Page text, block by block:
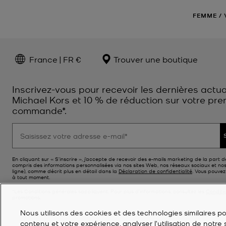
FEMME /
France | FR € Trouver une boutique
Inscrivez-vous pour recevoir les dernières
Michael Kors et 10 % de réduction sur votre
commande*.
En cliquant sur « S’inscrire », j’accepte de recevoir des e-mails marketing de la part
compris des informations personnalisées via nos sites Web, nos réseaux sociaux et
ligne), comme décrit plus en détail dans la Déclaration de confidentialité. Vous
à tout moment.
Nous utilisons des cookies et des technologies similaires
contenu et votre expérience, analyser l'utilisation de notre